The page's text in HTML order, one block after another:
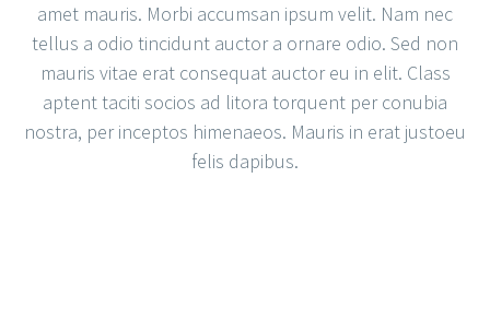
amet mauris. Morbi accumsan ipsum velit. Nam nec
tellus a odio tincidunt auctor a ornare odio. Sed non
mauris vitae erat consequat auctor eu in elit. Class
aptent taciti socios ad litora torquent per conubia
nostra, per inceptos himenaeos. Mauris in erat justoeu
felis dapibus.